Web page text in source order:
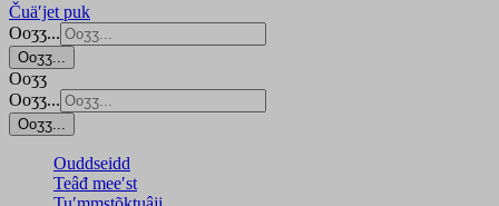
Čuäʹjet puk
Ooʒʒ...
Ooʒʒ...
Ooʒʒ
Ooʒʒ...
Ooʒʒ...
Ouddseidd
Teâđ meeʹst